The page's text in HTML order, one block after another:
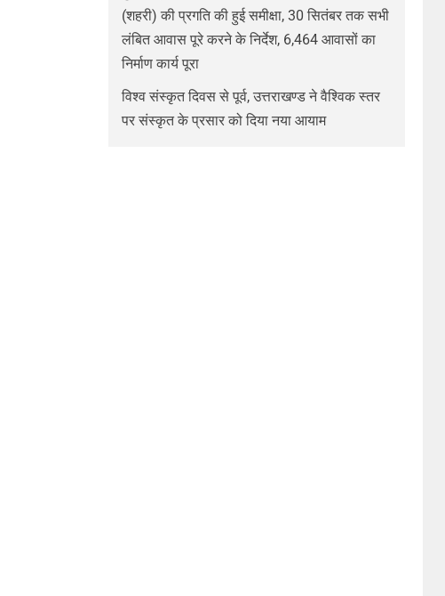
(शहरी) की प्रगति की हुई समीक्षा, 30 सितंबर तक सभी
लंबित आवास पूरे करने के निर्देश, 6,464 आवासों का
निर्माण कार्य पूरा
विश्व संस्कृत दिवस से पूर्व, उत्तराखण्ड ने वैश्विक स्तर
पर संस्कृत के प्रसार को दिया नया आयाम